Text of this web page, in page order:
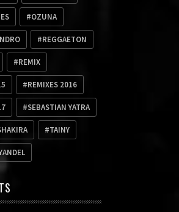
OZUNA
REGGAETON
REMIX
REMIXES 2016
SEBASTIAN YATRA
TAINY